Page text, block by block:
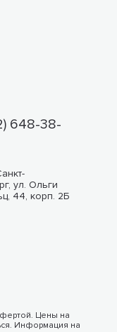
648-38-
ул. Ольги
44, корп. 2Б
Цены на
Информация на